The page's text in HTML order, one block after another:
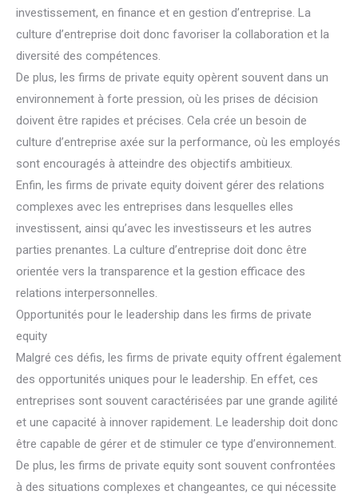
investissement, en finance et en gestion d’entreprise. La
culture d’entreprise doit donc favoriser la collaboration et la
diversité des compétences.
De plus, les firms de private equity opèrent souvent dans un
environnement à forte pression, où les prises de décision
doivent être rapides et précises. Cela crée un besoin de
culture d’entreprise axée sur la performance, où les employés
sont encouragés à atteindre des objectifs ambitieux.
Enfin, les firms de private equity doivent gérer des relations
complexes avec les entreprises dans lesquelles elles
investissent, ainsi qu’avec les investisseurs et les autres
parties prenantes. La culture d’entreprise doit donc être
orientée vers la transparence et la gestion efficace des
relations interpersonnelles.
Opportunités pour le leadership dans les firms de private
equity
Malgré ces défis, les firms de private equity offrent également
des opportunités uniques pour le leadership. En effet, ces
entreprises sont souvent caractérisées par une grande agilité
et une capacité à innover rapidement. Le leadership doit donc
être capable de gérer et de stimuler ce type d’environnement.
De plus, les firms de private equity sont souvent confrontées
à des situations complexes et changeantes, ce qui nécessite